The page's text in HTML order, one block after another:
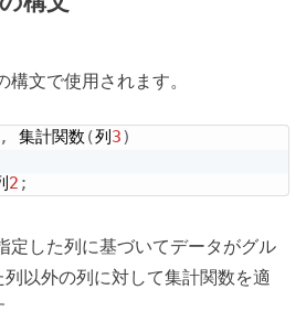
文で使用されます。
, 集計関数 (列 3)
2 ;
定した列に基づいてデータがグル
以外の列に対して集計関数を適